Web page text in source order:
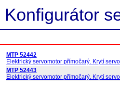
Konfigurátor
MTP 52442
Elektrický servomotor přímočarý. Krytí
MTP 52443
Elektrický servomotor přímočarý. Krytí